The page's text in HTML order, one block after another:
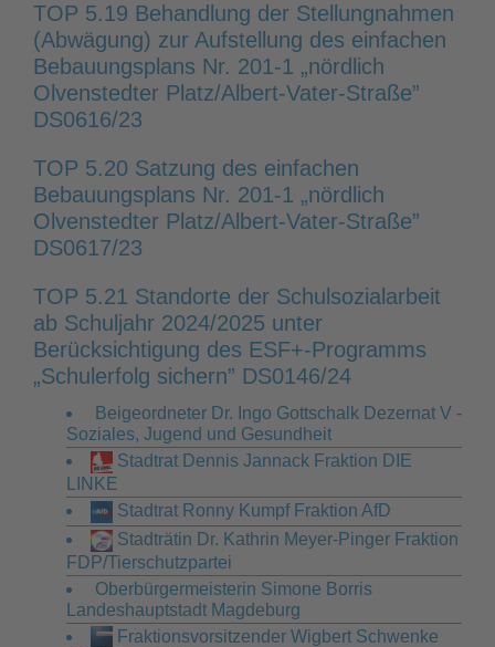
TOP 5.19 Behandlung der Stellungnahmen
(Abwägung) zur Aufstellung des einfachen
Bebauungsplans Nr. 201-1 „nördlich
Olvenstedter Platz/Albert-Vater-Straße”
DS0616/23
TOP 5.20 Satzung des einfachen
Bebauungsplans Nr. 201-1 „nördlich
Olvenstedter Platz/Albert-Vater-Straße”
DS0617/23
TOP 5.21 Standorte der Schulsozialarbeit
ab Schuljahr 2024/2025 unter
Berücksichtigung des ESF+-Programms
„Schulerfolg sichern” DS0146/24
Beigeordneter Dr. Ingo Gottschalk Dezernat V -
Soziales, Jugend und Gesundheit
Stadtrat Dennis Jannack Fraktion DIE
LINKE
Stadtrat Ronny Kumpf Fraktion AfD
Stadträtin Dr. Kathrin Meyer-Pinger Fraktion
FDP/Tierschutzpartei
Oberbürgermeisterin Simone Borris
Landeshauptstadt Magdeburg
Fraktionsvorsitzender Wigbert Schwenke